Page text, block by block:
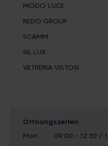
MODO LUCE
REDO GROUP
SCAMM
SIL.LUX
VETRERIA VISTOSI
Öffnungszeiten
Mon:
09:00 - 12:30 /